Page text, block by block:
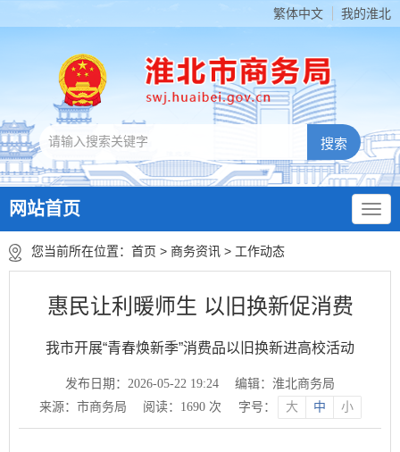
繁体中文 我的淮北
网站首页
您当前所在位置： 首页 > 商务资讯 > 工作动态
惠民让利暖师生 以旧换新促消费
我市开展“青春焕新季”消费品以旧换新进高校活动
发布日期：2026-05-22 19:24
编辑：淮北商务局
来源：市商务局
阅读： 1690次 字号： 大 中 小